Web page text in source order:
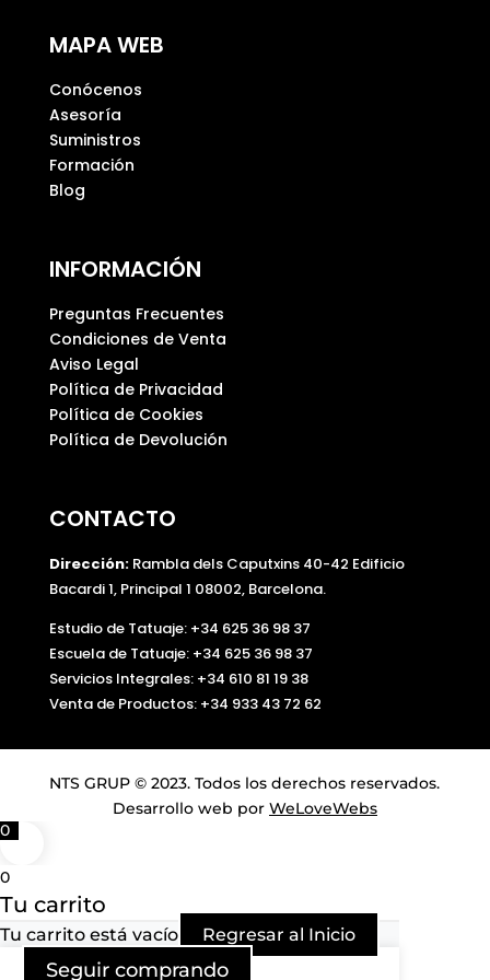
o
a
c
í
o
.
MAPA WEB
Conócenos
Asesoría
Suministros
Formación
Blog
INFORMACIÓN
Preguntas Frecuentes
Condiciones de Venta
Aviso Legal
Política de Privacidad
Política de Cookies
Política de Devolución
CONTACTO
Dirección:Rambla dels Caputxins 40-42 Edificio
Bacardi 1, Principal 1 08002, Barcelona.
Estudio de Tatuaje: +34 625 36 98 37
Escuela de Tatuaje: +34 625 36 98 37
Servicios Integrales: +34 610 81 19 38
Venta de Productos: +34 933 43 72 62
NTS GRUP © 2023. Todos los derechos reservados.
Desarrollo web por WeLoveWebs
0
0
Tu carrito
Tu carrito está vacío Regresar al Inicio
Seguir comprando